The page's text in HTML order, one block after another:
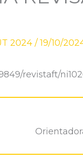
2024 /19/10/
revistaft/